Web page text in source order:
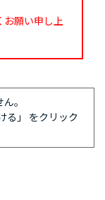
お願い申し上
。
る」 をクリック